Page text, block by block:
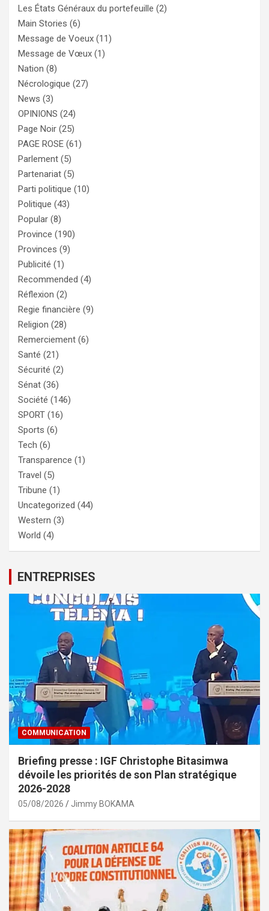
Les États Généraux du portefeuille (2)
Main Stories (6)
Message de Voeux (11)
Message de Vœux (1)
Nation (8)
Nécrologique (27)
News (3)
OPINIONS (24)
Page Noir (25)
PAGE ROSE (61)
Parlement (5)
Partenariat (5)
Parti politique (10)
Politique (43)
Popular (8)
Province (190)
Provinces (9)
Publicité (1)
Recommended (4)
Réflexion (2)
Regie financière (9)
Religion (28)
Remerciement (6)
Santé (21)
Sécurité (2)
Sénat (36)
Société (146)
SPORT (16)
Sports (6)
Tech (6)
Transparence (1)
Travel (5)
Tribune (1)
Uncategorized (44)
Western (3)
World (4)
ENTREPRISES
COMMUNICATION
Briefing presse : IGF Christophe Bitasimwa
dévoile les priorités de son Plan stratégique
2026-2028
05/08/2026 Jimmy BOKAMA